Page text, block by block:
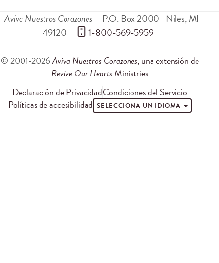
Aviva Nuestros Corazones P.O. Box 2000 Niles,MI
49120
1-800-569-5959
© 2001-2026Aviva Nuestros Corazones, una extensión de
Revive Our Hearts Ministries
Declaración de PrivacidadCondiciones del Servicio
Políticas de accesibilidad SELECCIONA UN IDIOMA